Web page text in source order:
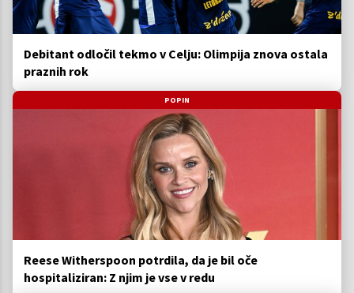
Debitant odločil tekmo v Celju: Olimpija znova ostala
praznih rok
POPIN
Reese Witherspoon potrdila, da je bil oče
hospitaliziran: Z njim je vse v redu